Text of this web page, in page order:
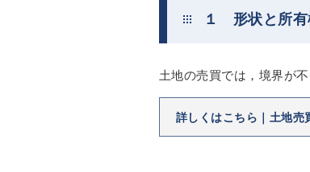
１ 形状と所有
土地の売買では，境界が
詳しくはこちら｜土地売